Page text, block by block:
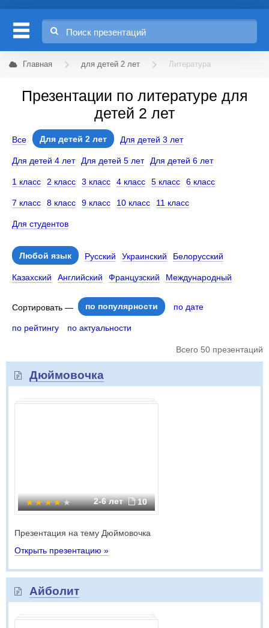
Главная для детей 2 лет Литература
Презентации по литературе для
детей 2 лет
Все Для детей 2 лет Для детей 3 лет
Для детей 4 лет Для детей 5 лет Для детей 6 лет
1 класс 2 класс 3 класс 4 класс 5 класс 6 класс
7 класс 8 класс 9 класс 10 класс 11 класс
Для студентов
Любой язык Русский Украинский Белорусский
Казахский Английский Французский Международный
Сортировать — по популярности по дате
по рейтингу по актуальности
Всего 50 презентаций
Дюймовочка
2-6 лет 10
Презентация на тему Дюймовочка
Открыть презентацию »
Айболит